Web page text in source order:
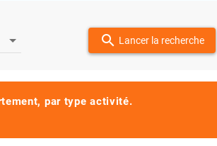
search Lancer la recherche
par type activité.